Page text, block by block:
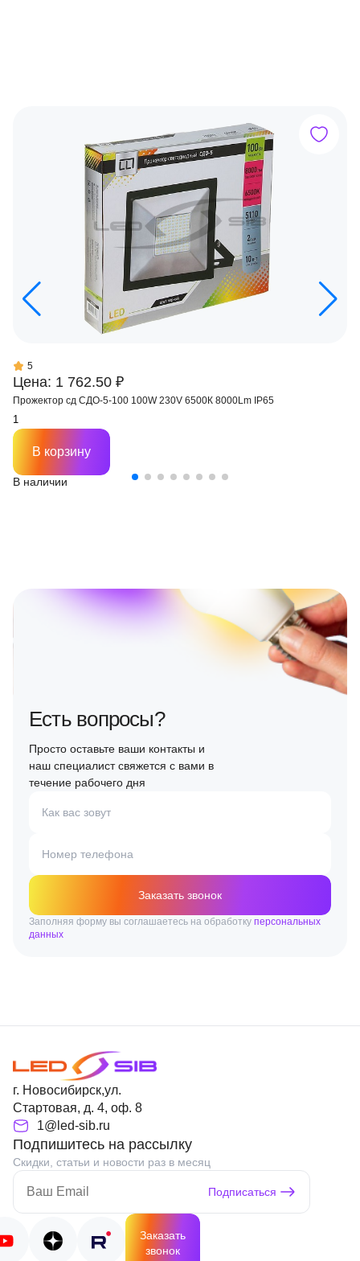
Цена: 1 762.50 ₽
5
Прожектор сд СДО-5-100 100W 230V 6500К 8000Lm IP65
В наличии
В корзину
Есть вопросы?
Просто оставьте ваши контакты и
наш специалист свяжется с вами в
течение рабочего дня
Как вас зовут
Номер телефона
Заказать звонок
Заполняя форму вы соглашаетесь на обработку персональных
данных
г. Новосибирск,ул.
Стартовая, д. 4, оф. 8
1@led-sib.ru
Подпишитесь на рассылку
Скидки, статьи и новости раз в месяц
Подписаться
Заказать
звонок